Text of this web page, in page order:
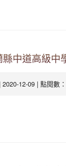
中道高級中
| 2020-12-09 | 點閱數